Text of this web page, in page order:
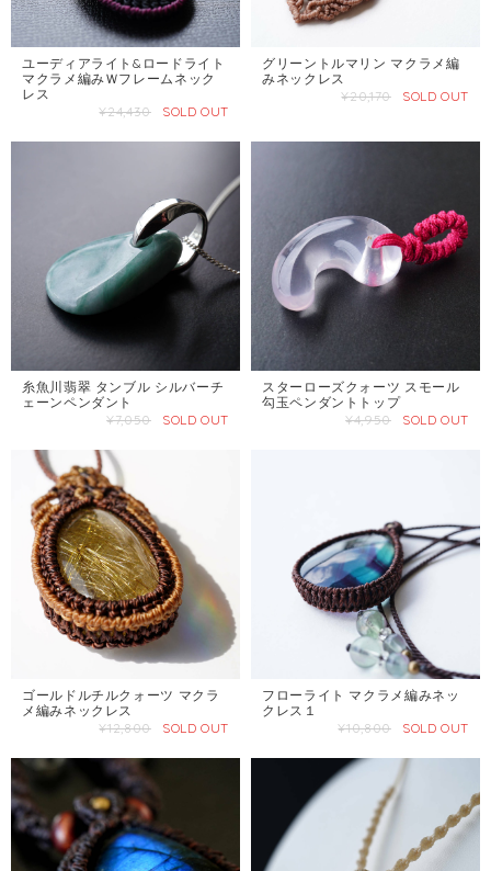
ユーディアライト&ロードライト
マクラメ編みＷフレームネック
レス
¥24,430
SOLD OUT
グリーントルマリン マクラメ編
みネックレス
¥20,170
SOLD OUT
糸魚川翡翠 タンブル シルバーチ
ェーンペンダント
¥7,050
SOLD OUT
スターローズクォーツ スモール
勾玉ペンダントトップ
¥4,950
SOLD OUT
ゴールドルチルクォーツ マクラ
メ編みネックレス
¥12,800
SOLD OUT
フローライト マクラメ編みネッ
クレス１
¥10,800
SOLD OUT